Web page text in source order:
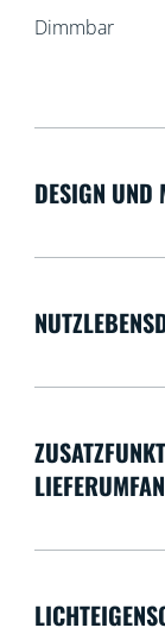
Dimmbar
DESIGN UND